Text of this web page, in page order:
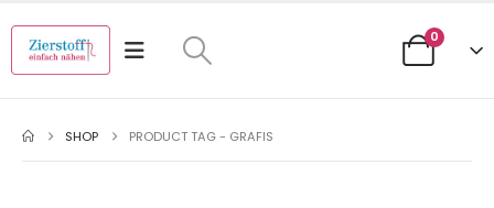
0
SHOP PRODUCT TAG - GRAFIS